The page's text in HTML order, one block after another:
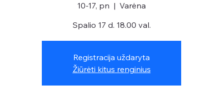
10-17, pn
  |
Varėna
Spalio 17 d. 18.00 val.
Registracija uždaryta
Žiūrėti kitus renginius